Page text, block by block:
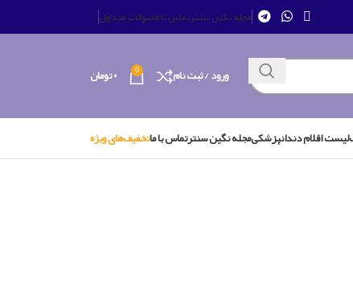
مجله نگین سنترتماس با ماسوالات متداول
ورود / ثبت نام 0 ۰تومان
لیست اقلام دندانپزشکیمجله نگین سنترتماس با ماتخفیف‌های ویژه